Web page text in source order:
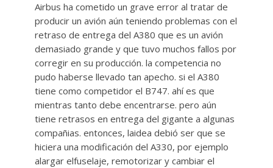
Airbus ha cometido un grave error al tratar de
producir un avión aún teniendo problemas con el
retraso de entrega del A380 que es un avión
demasiado grande y que tuvo muchos fallos por
corregir en su producción. la competencia no
pudo haberse llevado tan apecho. si el A380
tiene como competidor el B747. ahí es que
mientras tanto debe encentrarse. pero aún
tiene retrasos en entrega del gigante a algunas
compañias. entonces, laidea debió ser que se
hiciera una modificación del A330, por ejemplo
alargar elfuselaje, remotorizar y cambiar el